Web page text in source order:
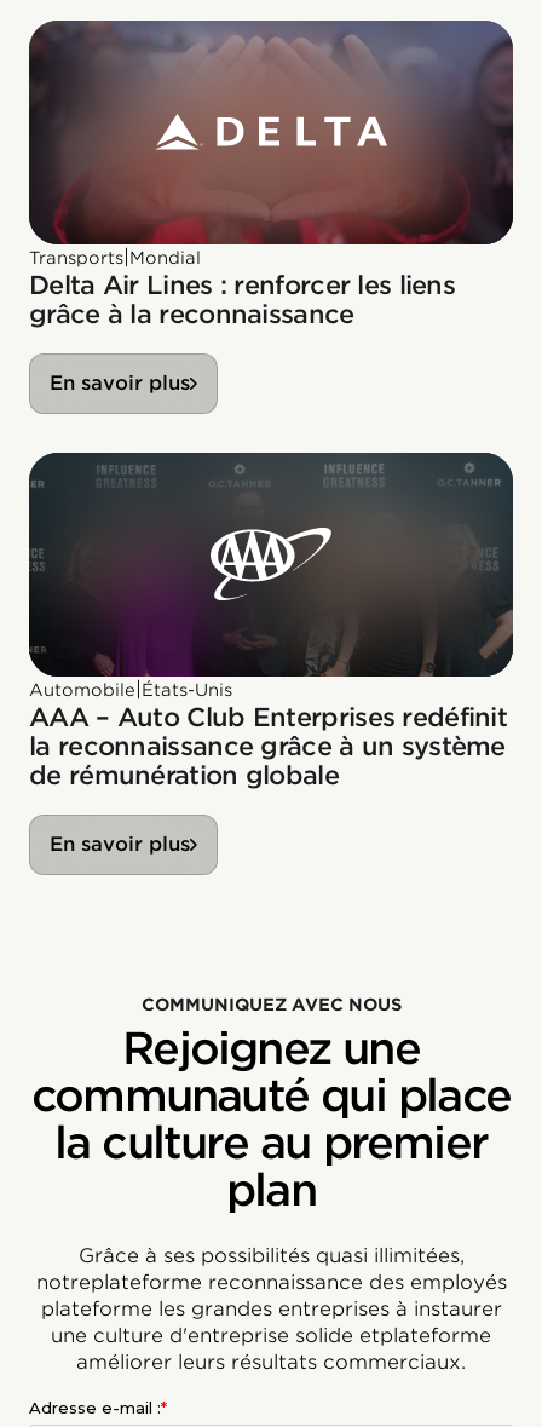
Transports Mondial
Delta Air Lines : renforcer les liens
grâce à la reconnaissance
En savoir plus
Automobile États-Unis
AAA – Auto Club Enterprises redéfinit
la reconnaissance grâce à un système
de rémunération globale
En savoir plus
COMMUNIQUEZ AVEC NOUS
Rejoignez une
communauté qui place
la culture au premier
plan
Grâce à ses possibilités quasi illimitées,
notreplateforme reconnaissance des employés
plateforme les grandes entreprises à instaurer
une culture d'entreprise solide etplateforme
améliorer leurs résultats commerciaux.